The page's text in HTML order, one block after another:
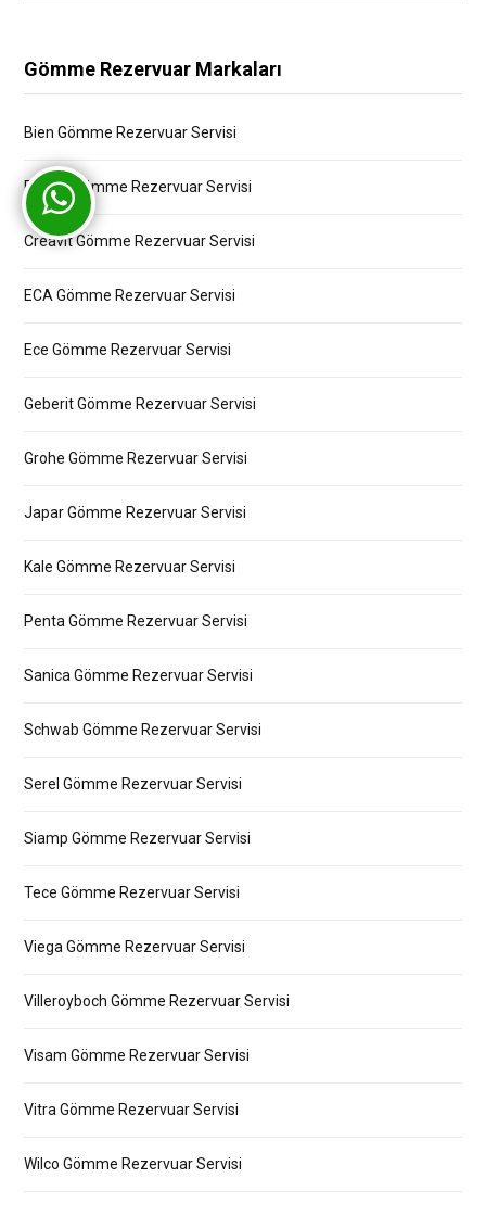
Gömme Rezervuar Markaları
Bien Gömme Rezervuar Servisi
Bocchi Gömme Rezervuar Servisi
Creavit Gömme Rezervuar Servisi
ECA Gömme Rezervuar Servisi
Ece Gömme Rezervuar Servisi
Geberit Gömme Rezervuar Servisi
Grohe Gömme Rezervuar Servisi
Japar Gömme Rezervuar Servisi
Kale Gömme Rezervuar Servisi
Penta Gömme Rezervuar Servisi
Sanica Gömme Rezervuar Servisi
Schwab Gömme Rezervuar Servisi
Serel Gömme Rezervuar Servisi
Siamp Gömme Rezervuar Servisi
Tece Gömme Rezervuar Servisi
Viega Gömme Rezervuar Servisi
Villeroyboch Gömme Rezervuar Servisi
Visam Gömme Rezervuar Servisi
Vitra Gömme Rezervuar Servisi
Wilco Gömme Rezervuar Servisi